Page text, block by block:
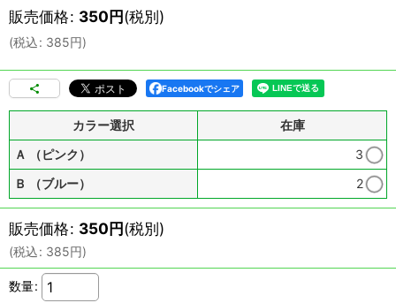
販売価格: 350円(税別)
(税込: 385円)
Facebookでシェア
カラー選択
在庫
Ａ （ピンク）
3
Ｂ （ブルー）
2
販売価格: 350円(税別)
(税込: 385円)
数量: